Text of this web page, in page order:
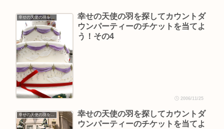
幸せの天使の羽を探してカウントダ
ウンパーティーのチケットを当てよ
う！その4
2006/11/25
幸せの天使の羽を探そう
幸せの天使の羽を探してカウントダ
ウンパーティーのチケットを当てよ